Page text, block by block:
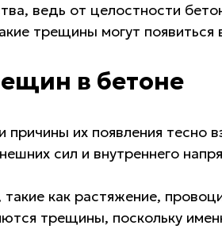
ведь от целостности
трещины могут
в бетоне
их появления тесно
сил и внутреннего
как растяжение,
трещины, поскольку